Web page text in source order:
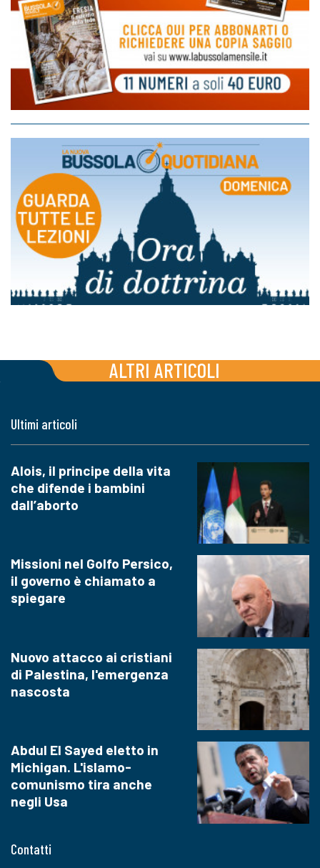
ALTRI ARTICOLI
Contatti
Ultimi articoli
Alois, il principe della vita
che difende i bambini
dall’aborto
Missioni nel Golfo Persico,
il governo è chiamato a
spiegare
Nuovo attacco ai cristiani
di Palestina, l'emergenza
nascosta
Abdul El Sayed eletto in
Michigan. L'islamo-
comunismo tira anche
negli Usa